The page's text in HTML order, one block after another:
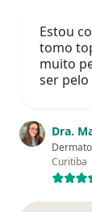
Estou
tomo
muito
ser
Dra.
Curitiba